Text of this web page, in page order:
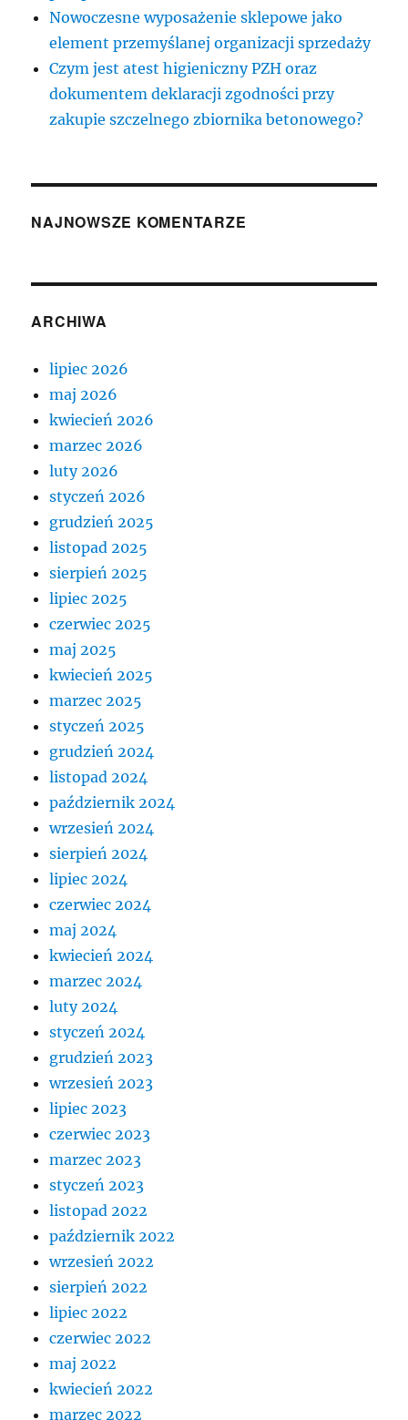
Nowoczesne wyposażenie sklepowe jako
element przemyślanej organizacji sprzedaży
Czym jest atest higieniczny PZH oraz
dokumentem deklaracji zgodności przy
zakupie szczelnego zbiornika betonowego?
NAJNOWSZE KOMENTARZE
ARCHIWA
lipiec 2026
maj 2026
kwiecień 2026
marzec 2026
luty 2026
styczeń 2026
grudzień 2025
listopad 2025
sierpień 2025
lipiec 2025
czerwiec 2025
maj 2025
kwiecień 2025
marzec 2025
styczeń 2025
grudzień 2024
listopad 2024
październik 2024
wrzesień 2024
sierpień 2024
lipiec 2024
czerwiec 2024
maj 2024
kwiecień 2024
marzec 2024
luty 2024
styczeń 2024
grudzień 2023
wrzesień 2023
lipiec 2023
czerwiec 2023
marzec 2023
styczeń 2023
listopad 2022
październik 2022
wrzesień 2022
sierpień 2022
lipiec 2022
czerwiec 2022
maj 2022
kwiecień 2022
marzec 2022